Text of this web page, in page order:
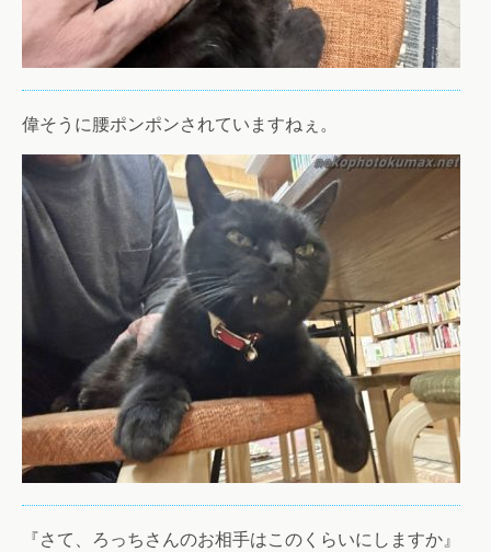
偉そうに腰ポンポンされていますねぇ。
『さて、ろっちさんのお相手はこのくらいにしますか』